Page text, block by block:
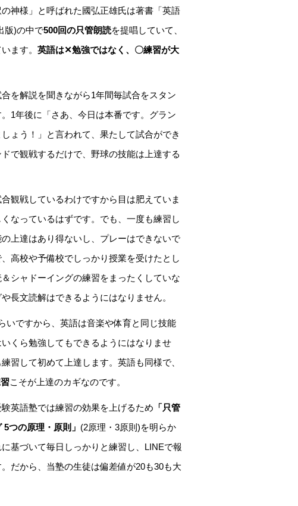
神様」と呼ばれた國弘正雄氏は著書「英語
版)の中で500回の只管朗読を提唱していて、
ます。 英語は✕勉強ではなく、〇練習が大
を解説を聞きながら1年間毎試合をスタン
1年後に「さあ、今日は本番です。グラン
ょう！」と言われて、果たして試合ができ
で観戦するだけで、野球の技能は上達する
観戦しているわけですから目は肥えていま
なっているはずです。でも、一度も練習し
上達はあり得ないし、プレーはできないで
高校や予備校でしっかり授業を受けたとし
シャドーイングの練習をまったくしていな
長文読解はできるようにはなりません。
いですから、英語は音楽や体育と同じ技能
くら勉強してもできるようにはなりませ
習して初めて上達します。英語も同様で、
こそが上達のカギなのです。
英語塾では練習の効果を上げるため 「只管
つの原理・原則」 (2原理・3原則)を明らか
基づいて毎日しっかりと練習し、LINEで報
だから、当塾の生徒は偏差値が20も30も大